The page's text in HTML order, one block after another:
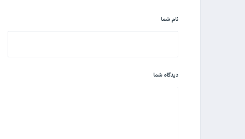
نام شما
دیدگاه شما